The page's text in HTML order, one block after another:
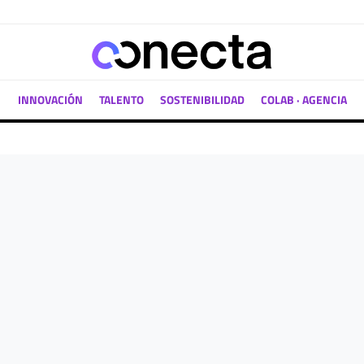
INNOVACIÓN TALENTO SOSTENIBILIDAD COLAB · AGENCIA